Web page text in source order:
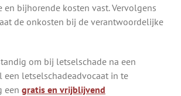
en bijhorende kosten vast. Vervolgens
de onkosten bij de verantwoordelijke
om bij letselschade na een
een letselschadeadvocaat in te
een gratis en vrijblijvend